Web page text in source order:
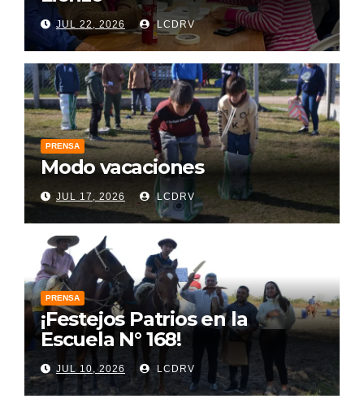
JUL 22, 2026 LCDRV
PRENSA
Modo vacaciones
JUL 17, 2026 LCDRV
PRENSA
¡Festejos Patrios en la
Escuela N° 168!
JUL 10, 2026 LCDRV